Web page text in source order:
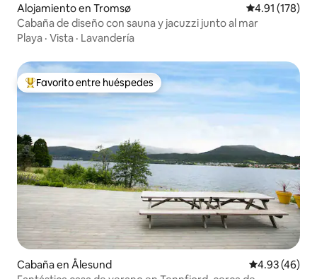
Alojamiento en Tromsø Calificación
4.91 (178)
Cabaña de diseño con sauna y jacuzzi junto al mar
Playa · Vista · Lavandería
Favorito entre huéspedes preferido
Favorito entre huéspedes
Cabaña en Ålesund Calificación
4.93 (46)